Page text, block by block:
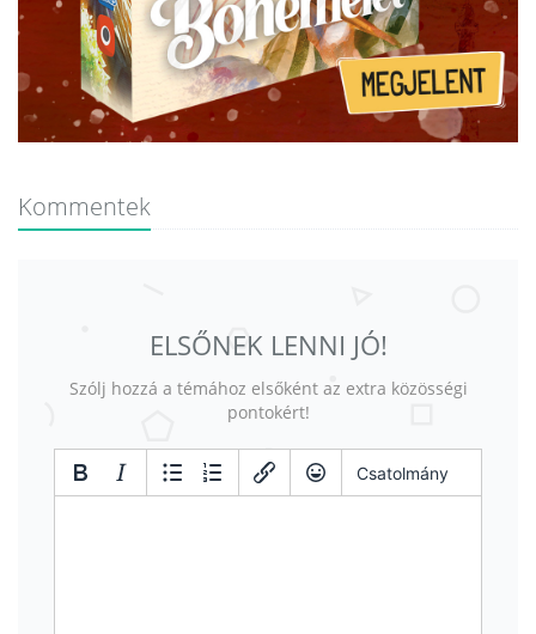
Kommentek
ELSŐNEK LENNI JÓ!
Szólj hozzá a témához elsőként az extra közösségi
pontokért!
Csatolmány